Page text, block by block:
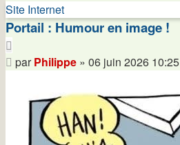
Philippe
Site Internet
Portail : Humour en image !
Message
parPhilippe » 06 juin 2026 10:25